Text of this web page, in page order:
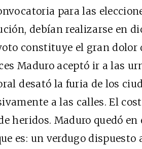
para las
debían realizarse en
constituye el gran dolor
Maduro aceptó ir a las
desató la furia de los
a las calles. El
heridos. Maduro quedó
es: un verdugo